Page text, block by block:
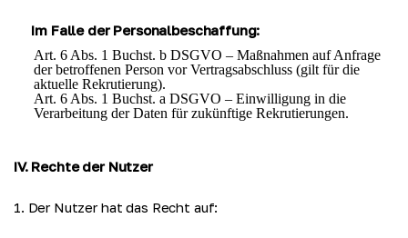
Im Falle der Personalbeschaffung:
Art. 6 Abs. 1 Buchst. b DSGVO – Maßnahmen auf Anfrage
der betroffenen Person vor Vertragsabschluss (gilt für die
aktuelle Rekrutierung).
Art. 6 Abs. 1 Buchst. a DSGVO – Einwilligung in die
Verarbeitung der Daten für zukünftige Rekrutierungen.
IV. Rechte der Nutzer
1. Der Nutzer hat das Recht auf: